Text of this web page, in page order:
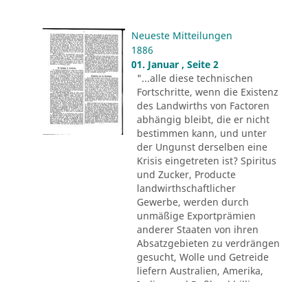
Neueste Mitteilungen
1886
01. Januar , Seite 2
"...alle diese technischen
Fortschritte, wenn die Existenz
des Landwirths von Factoren
abhängig bleibt, die er nicht
bestimmen kann, und unter
der Ungunst derselben eine
Krisis eingetreten ist? Spiritus
und Zucker, Producte
landwirthschaftlicher
Gewerbe, werden durch
unmäßige Exportprämien
anderer Staaten von ihren
Absatzgebieten zu verdrängen
gesucht, Wolle und Getreide
liefern Australien, Amerika,